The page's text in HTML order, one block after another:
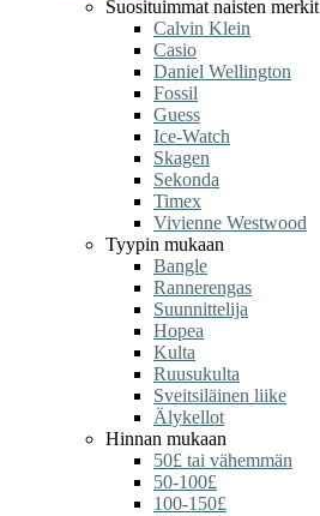
Suosituimmat naisten merkit
Calvin Klein
Casio
Daniel Wellington
Fossil
Guess
Ice-Watch
Skagen
Sekonda
Timex
Vivienne Westwood
Tyypin mukaan
Bangle
Rannerengas
Suunnittelija
Hopea
Kulta
Ruusukulta
Sveitsiläinen liike
Älykellot
Hinnan mukaan
50£ tai vähemmän
50-100£
100-150£